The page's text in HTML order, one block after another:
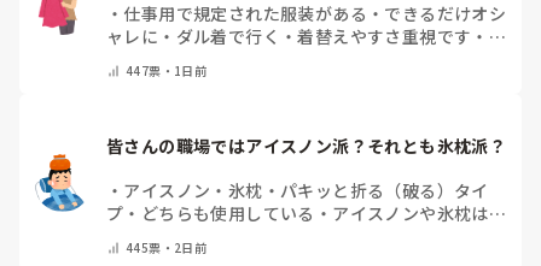
・ 仕事用で規定された服装がある ・ できるだけオシ
ャレに ・ ダル着で行く ・着替えやすさ重視です ・ 病
院のユニフォームそのまま
その他(コメントで教えてください)
447票・ 1日前
皆さんの職場ではアイスノン派？それとも氷枕派？
・ アイスノン ・ 氷枕 ・ パキッと折る（破る）タイ
プ ・ どちらも使用している ・ アイスノンや氷枕は使
用しない
その他(コメントで教えてください)
445票・ 2日前